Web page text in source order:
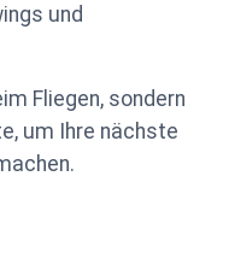
und
Fliegen, sondern
um Ihre nächste